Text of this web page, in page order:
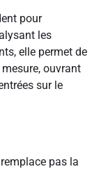
pour
les
elle permet de
ouvrant
sur le
pas la